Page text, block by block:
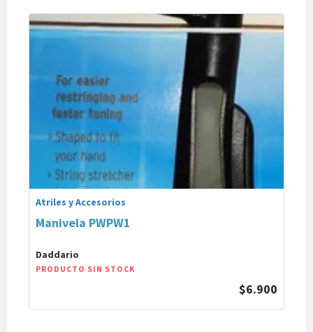
Atriles y Accesorios
Manivela PWPW1
Daddario
PRODUCTO SIN STOCK
$6.900